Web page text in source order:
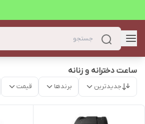
ساعت دخترانه و زنانه
جدیدترین برندها قیمت